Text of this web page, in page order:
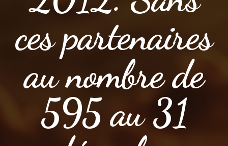
ces partenaires
au nombre de
595 au 31